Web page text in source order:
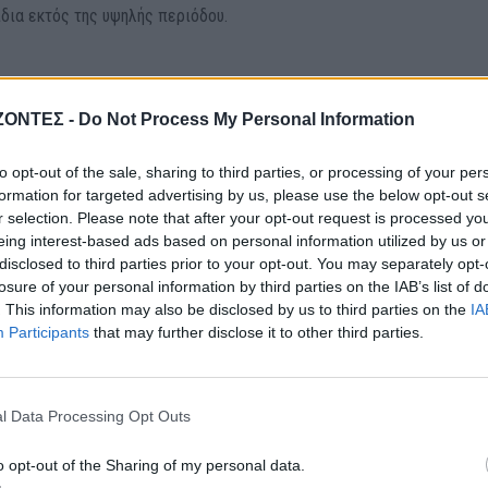
- Do Not Process My Personal Information
opt-out of the sale, sharing to third parties, or processing of your
for targeted advertising by us, please use the below opt-out
selection. Please note that after your opt-out request is processed
interest-based ads based on personal information utilized by us
to third parties prior to your opt-out. You may separately
of your personal information by third parties on the IAB’s list of
This information may also be disclosed by us to third parties on the
Participants that may further disclose it to other third parties.
Data Processing Opt Outs
opt-out of the Sharing of my personal data.
εκτός της υψηλής περιόδου.
προς τα εμπρός καθώς καλωσορίζει την 750ή επέτειό του.
που έχουν προγραμματιστεί σε όλη την πόλη, εφαρμόζουν
ατζέντες της Ευρώπης.
καταλύματα, οι απαγορεύσεις για υπερμεγέθη λεωφορεία και μια
είναι μόνο η αρχή.
εκπομπών που απαγορεύουν τα ρυπογόνα σκούτερ και
μια σημαντική αλλαγή για τις περιηγήσεις στα κανάλια, οι
με σκάφη μηδενικών εκπομπών.
να αυξήσουν το κόστος για ορισμένους επισκέπτες, το Άμστερνταμ